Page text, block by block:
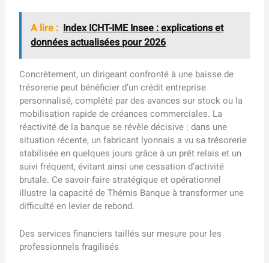
A lire : Index ICHT-IME Insee : explications et
données actualisées pour 2026
Concrètement, un dirigeant confronté à une baisse de
trésorerie peut bénéficier d’un crédit entreprise
personnalisé, complété par des avances sur stock ou la
mobilisation rapide de créances commerciales. La
réactivité de la banque se révèle décisive : dans une
situation récente, un fabricant lyonnais a vu sa trésorerie
stabilisée en quelques jours grâce à un prêt relais et un
suivi fréquent, évitant ainsi une cessation d’activité
brutale. Ce savoir-faire stratégique et opérationnel
illustre la capacité de Thémis Banque à transformer une
difficulté en levier de rebond.
Des services financiers taillés sur mesure pour les
professionnels fragilisés